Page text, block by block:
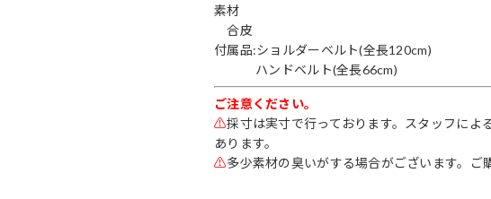
素材
合皮
付属品:ショルダーベルト(全長120cm)
ハンドベルト(全長66cm)
ご注意ください。
⚠採寸は実寸で行っております。スタッフによ
あります。
⚠多少素材の臭いがする場合がございます。ご